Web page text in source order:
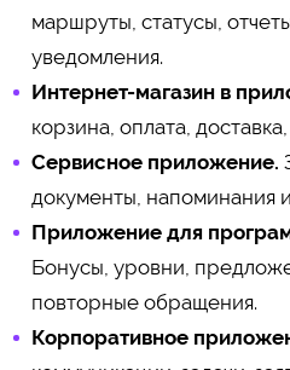
маршруты, статусы,
уведомления.
Интернет-магазин в
корзина, оплата,
Сервисное приложение.
документы, напоминания
Приложение для
Бонусы, уровни,
повторные обращения.
Корпоративное